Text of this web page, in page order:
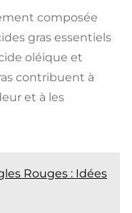
composée
gras essentiels
oléique et
contribuent à
et à les
Rouges : Idées